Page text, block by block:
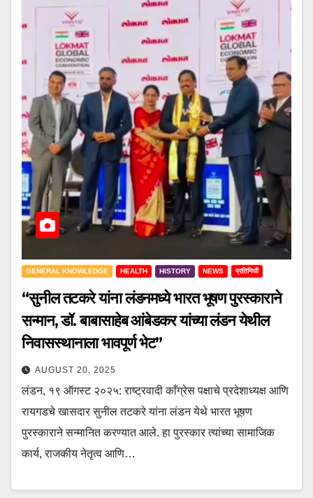
GENERAL KNOWLEDGE HEALTH HISTORY NEWS प्रतिनिधी
“सुनील तटकरे यांना लंडनमध्ये भारत भूषण पुरस्काराने
सन्मान, डॉ. बाबासाहेब आंबेडकर यांच्या लंडन येथील
निवासस्थानाला भावपूर्ण भेट”
AUGUST 20, 2025
लंडन, १९ ऑगस्ट २०२५: राष्ट्रवादी काँग्रेस पक्षाचे प्रदेशाध्यक्ष आणि
रायगडचे खासदार सुनील तटकरे यांना लंडन येथे भारत भूषण
पुरस्काराने सन्मानित करण्यात आले. हा पुरस्कार त्यांच्या सामाजिक
कार्य, राजकीय नेतृत्व आणि…